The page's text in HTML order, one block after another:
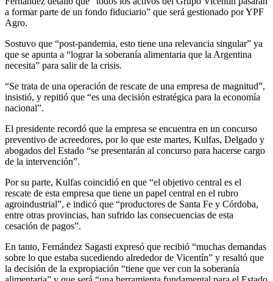
a formar parte de un fondo fiduciario” que será gestionado por YPF
Agro.
Sostuvo que “post-pandemia, esto tiene una relevancia singular” ya
que se apunta a “lograr la soberanía alimentaria que la Argentina
necesita” para salir de la crisis.
“Se trata de una operación de rescate de una empresa de magnitud”,
insistió, y repitió que “es una decisión estratégica para la economía
nacional”.
El presidente recordó que la empresa se encuentra en un concurso
preventivo de acreedores, por lo que este martes, Kulfas, Delgado y
abogados del Estado “se presentarán al concurso para hacerse cargo
de la intervención”.
Por su parte, Kulfas coincidió en que “el objetivo central es el
rescate de esta empresa que tiene un papel central en el rubro
agroindustrial”, e indicó que “productores de Santa Fe y Córdoba,
entre otras provincias, han sufrido las consecuencias de esta
cesación de pagos”.
En tanto, Fernández Sagasti expresó que recibió “muchas demandas
sobre lo que estaba sucediendo alrededor de Vicentín” y resaltó que
la decisión de la expropiación “tiene que ver con la soberanía